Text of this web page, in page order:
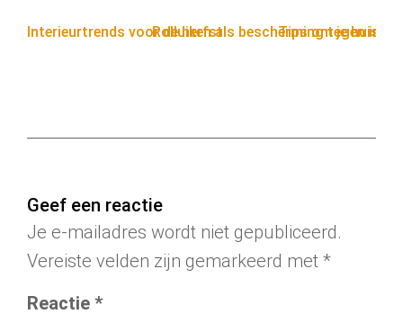
Interieurtrends voor de herfstRolluiken als bescherming tegen
Tips om je huis te
Geef een reactie
Je e-mailadres wordt niet gepubliceerd.
Vereiste velden zijn gemarkeerd met *
Reactie *